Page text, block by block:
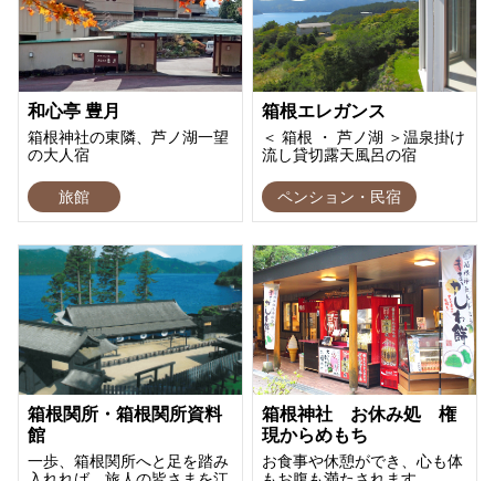
和心亭 豊月
箱根神社の東隣、芦ノ湖一望
の大人宿
旅館
箱根エレガンス
＜ 箱根 ・ 芦ノ湖 ＞温泉掛け
流し貸切露天風呂の宿
ペンション・民宿
箱根関所・箱根関所資料
館
一歩、箱根関所へと足を踏み
箱根神社 お休み処 権
現からめもち
お食事や休憩ができ、心も体